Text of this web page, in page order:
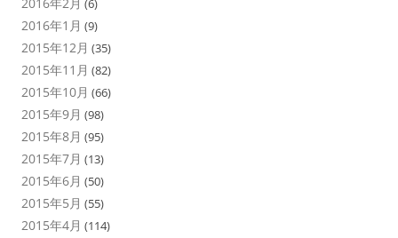
2016年2月 (6)
2016年1月 (9)
2015年12月 (35)
2015年11月 (82)
2015年10月 (66)
2015年9月 (98)
2015年8月 (95)
2015年7月 (13)
2015年6月 (50)
2015年5月 (55)
2015年4月 (114)